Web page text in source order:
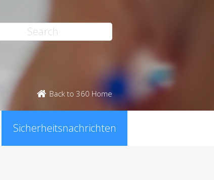
Back to 360 Home
Sicherheitsnachrichten